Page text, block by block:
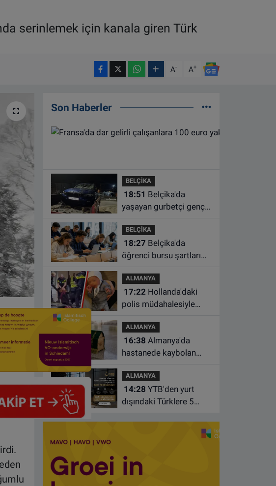
serinlemek için kanala giren Türk
A- A+
Son Haberler
BELÇİKA
18:51
yaşayan gurbetçi genç
kazada hayatını kaybetti
BELÇİKA
18:27
öğrenci bursu şartları
ders almayan burs
alamayacak
ALMANYA
17:22
polis müdahalesiyle
çiftin bebeği aileden
alındı
ALMANYA
16:38
hastanede kaybolan
çamaşır makinesinde
bulundu
ALMANYA
14:28
dışındaki Türklere 5